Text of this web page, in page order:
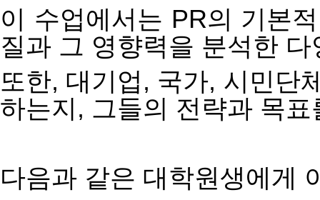
이 수업에서는 PR의 기본
질과 그 영향력을 분석한 다
또한, 대기업 , 국가, 시민단
하는지 , 그들의 전략과 목표
다음과 같은 대학원생에게